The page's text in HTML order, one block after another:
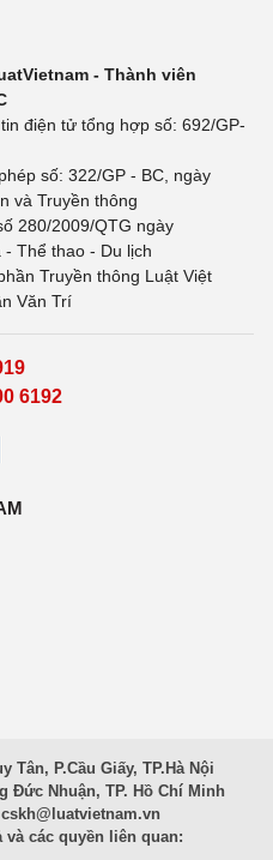
- Thành viên
điện tử tổng hợp số: 692/GP-
số: 322/GP - BC, ngày
và Truyền thông
280/2009/QTG ngày
Thể thao - Du lịch
Truyền thông Luật Việt
Văn Trí
6192
Tân, P.Cầu Giấy, TP.Hà Nội
Đức Nhuận, TP. Hồ Chí Minh
cskh@luatvietnam.vn
và các quyền liên quan: